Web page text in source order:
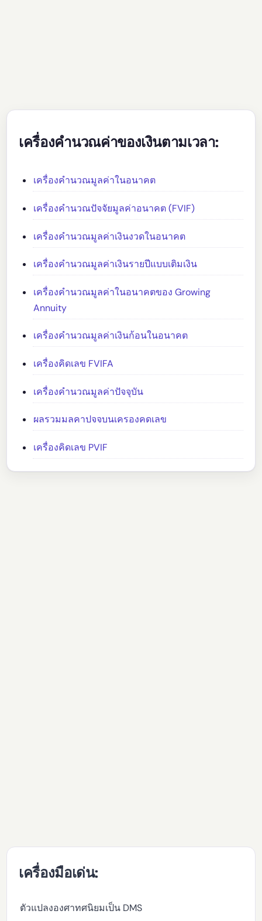
เครื่องคำนวณค่าของเงินตามเวลา:
เครื่องคำนวณมูลค่าในอนาคต
เครื่องคำนวณปัจจัยมูลค่าอนาคต (FVIF)
เครื่องคำนวณมูลค่าเงินงวดในอนาคต
เครื่องคำนวณมูลค่าเงินรายปีแบบเติมเงิน
เครื่องคำนวณมูลค่าในอนาคตของ Growing
Annuity
เครื่องคำนวณมูลค่าเงินก้อนในอนาคต
เครื่องคิดเลข FVIFA
เครื่องคำนวณมูลค่าปัจจุบัน
ผลรวมมลคาปจจบนเครองคดเลข
เครื่องคิดเลข PVIF
เครื่องมือเด่น:
ตัวแปลงองศาทศนิยมเป็น DMS